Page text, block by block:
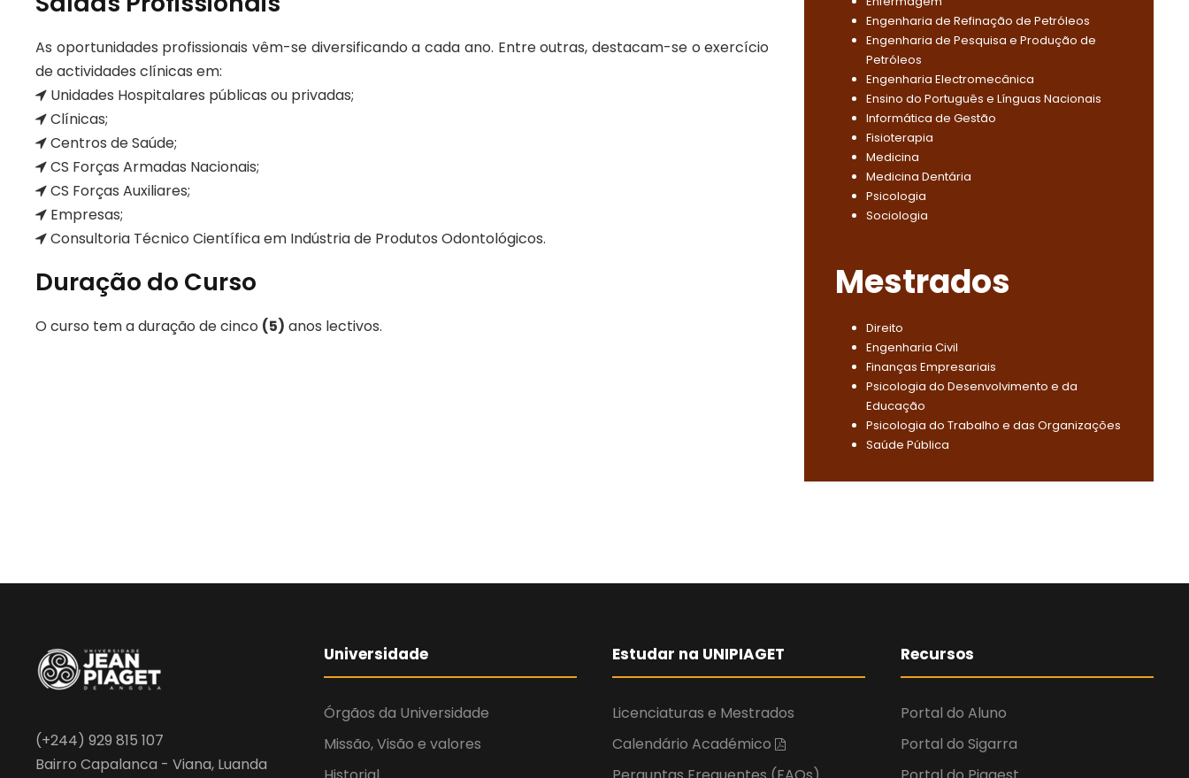
As oportunidades profissionais vêm-se diversificando a cada ano. Entre outras, destacam-se o exercício
de actividades clínicas em:
Unidades Hospitalares públicas ou privadas;
Clínicas;
Centros de Saúde;
CS Forças Armadas Nacionais;
CS Forças Auxiliares;
Empresas;
Consultoria Técnico Científica em Indústria de Produtos Odontológicos.
Duração do Curso
O curso tem a duração de cinco (5) anos lectivos.
Engenharia de Refinação de Petróleos
Engenharia de Pesquisa e Produção de
Petróleos
Engenharia Electromecânica
Ensino do Português e Línguas Nacionais
Informática de Gestão
Fisioterapia
Medicina
Medicina Dentária
Psicologia
Sociologia
Mestrados
Direito
Engenharia Civil
Finanças Empresariais
Psicologia do Desenvolvimento e da
Educação
Psicologia do Trabalho e das Organizações
Saúde Pública
(+244) 929 815 107
Bairro Capalanca - Viana, Luanda
Universidade
Órgãos da Universidade
Missão, Visão e valores
Estudar na UNIPIAGET
Licenciaturas e Mestrados
Calendário Académico
Recursos
Portal do Aluno
Portal do Sigarra